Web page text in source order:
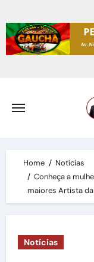
to
content
Home
Notícias
Conheça a
maiores Artista
Notícias